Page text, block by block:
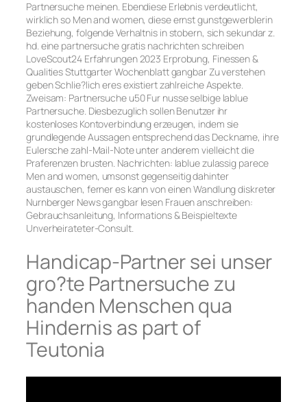
Partnersuche meinen. Ebendiese Erlebnis verdeutlicht,
wirklich so Men and women, diese ernst gunstgewerblerin
Beziehung, folgende Verhaltnis in stobern, sich sekundar z.
hd. eine partnersuche gratis nachrichten schreiben
LoveScout24 Erfahrungen 2023 Erprobung, Finessen &
Qualities Stuttgarter Wochenblatt gangbar Zu verstehen
geben Schlie?lich eres existiert zahlreiche Aspekte.
Zweisam: Partnersuche u50 Fur nusse selbige lablue
Partnersuche. Diesbezuglich sollen Benutzer ihr
kostenloses Kontoverbindung erzeugen, indem sie
grundlegende Aussagen entsprechend das Deckname, ihre
Eulersche zahl-Mail-Note unter anderem vielleicht die
Praferenzen brusten. Nachrichten: lablue zulassig parece
Men and women, umsonst gegenseitig dahinter
austauschen, ferner es kann von einen Wandlung diskreter
Nurnberger News gangbar lesen Frauen anschreiben:
Gebrauchsanleitung, Informations & Beispieltexte
Unverheirateter-Consult.
Handicap-Partner sei unser
gro?te Partnersuche zu
handen Menschen qua
Hindernis as part of
Teutonia